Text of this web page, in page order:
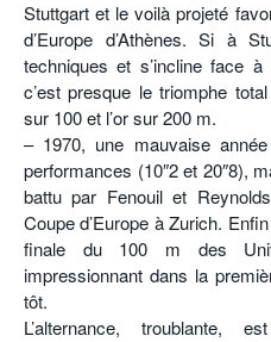
Stuttgart et le voilà projeté
d’Europe d’Athènes. Si à
techniques et s’incline face
c’est presque le triomphe
sur 100 et l’or sur 200 m.
– 1970, une mauvaise
performances (10″2 et 20″8),
battu par Fenouil et
Coupe d’Europe à Zurich.
finale du 100 m des
impressionnant dans la
tôt.
L’alternance, troublante,